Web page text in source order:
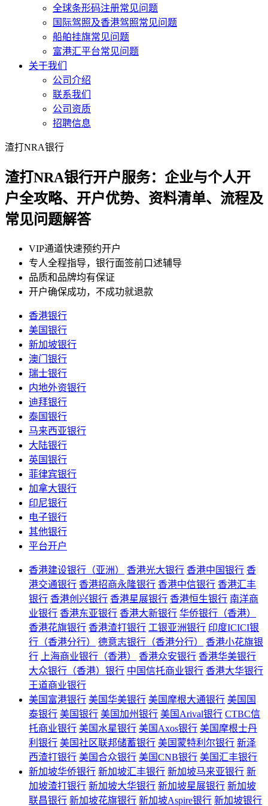
全球条形码注册常见问题
国际驾照及香港驾照常见问题
船舶挂旗常见问题
富港汇平台常见问题
关于我们
公司介绍
联系我们
公司资质
招聘信息
渣打NRA银行
渣打NRA银行开户服务：企业与个人开
户全攻略、开户优势、资料清单、流程及
常见问题解答
VIP通道快速预约开户
专人全程指导，银行面签前口述辅导
品质和品牌均有保证
开户确保成功，不成功就退款
香港银行
美国银行
新加坡银行
澳门银行
瑞士银行
内地外资银行
迪拜银行
泰国银行
马来西亚银行
大陆银行
英国银行
菲律宾银行
加拿大银行
印尼银行
电子银行
其他银行
平台开户
香港建设银行（亚洲） 香港光大银行 香港中国银行 香
港交通银行 香港招商永隆银行 香港中信银行 香港汇丰
银行 香港创兴银行 香港星展银行 香港恒生银行 南洋商
业银行 香港东亚银行 香港大新银行 华侨银行（香港）
香港花旗银行 香港渣打银行 工银亚洲银行 印度ICICI银
行（香港分行）
德意志银行（香港分行）
香港小花旗银
行
上海商业银行（香港） 香港众安银行 香港华美银行
大众银行（香港）银行 中国信托商业银行 香港大华银行
王道商业银行
美国富港银行 美国华美银行 美国摩根大通银行 美国国
泰银行 美国银行 美国加州银行 美国Arival银行 CTBC信
托商业银行 美国水星银行 美国Axos银行 美国摩根士丹
利银行 美国社区联邦储蓄银行 美国蒙特利尔银行 新泽
西渣打银行 美国合众银行 美国CNB银行 美国汇丰银行
新加坡华侨银行 新加坡汇丰银行 新加坡马来亚银行 新
加坡渣打银行 新加坡大华银行 新加坡星展银行 新加坡
联昌银行 新加坡花旗银行 新加坡Aspire银行 新加坡银行